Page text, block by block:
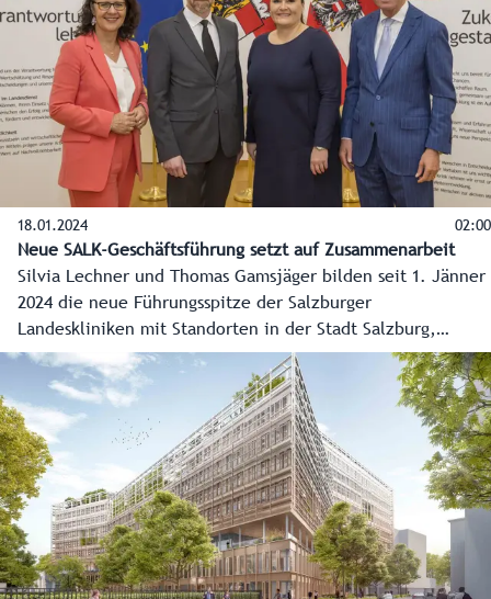
18.01.2024 02:00
Neue SALK-Geschäftsführung setzt auf Zusammenarbeit
Silvia Lechner und Thomas Gamsjäger bilden seit 1. Jänner
2024 die neue Führungsspitze der Salzburger
Landeskliniken mit Standorten in der Stadt Salzburg,
Tamsweg, St. Veit im Pongau und Hallein. Landesrätin
Daniela Gutschi, die neuen Geschäftsführer und Christian
Prucher, Leiter der Gesundheitsabteilung des Landes
Salzburg, präsentierten die Eckpunkte und
Herausforderungen. Im Mittelpunkt steht die landesweite
Zusammenarbeit für die Menschen und bestmögliche
Versorgung.